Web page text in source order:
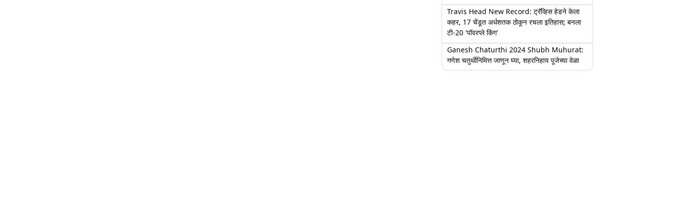
Travis Head New Record: ट्रॅव्हिस हेडने केला
कहर, 17 चेंडूत अर्धशतक ठोकून रचला इतिहास; बनला
टी-20 'पॉवरप्ले किंग'
Ganesh Chaturthi 2024 Shubh Muhurat:
गणेश चतुर्थीनिमित्त जाणून घ्या, शहरनिहाय पूजेच्या वेळा